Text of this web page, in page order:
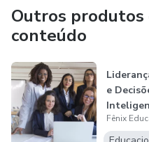
educacionais da Legião da
Outros produtos
conteúdo
e
Fênix